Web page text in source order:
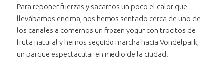
Para reponer fuerzas y sacarnos un poco el calor que
llevábamos encima, nos hemos sentado cerca de uno de
los canales a comernos un frozen yogur con trocitos de
fruta natural y hemos seguido marcha hacia Vondelpark,
un parque espectacular en medio de la ciudad.